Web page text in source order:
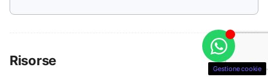
Risorse
Gestione cookie